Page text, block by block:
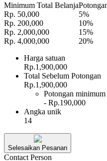
Minimum Total Belanja
Rp. 50,000
5%
Rp. 200,000
10%
Rp. 2,000,000
15%
Rp. 4,000,000
20%
Harga satuan
Rp.1,900,000
Total Sebelum Potongan
Rp.1,900,000
Potongan
- Rp.190,000
Angka unik
14
Selesaikan Pesanan
Contact Person